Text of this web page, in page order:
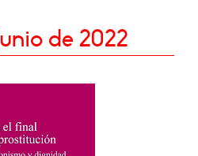
de 2022